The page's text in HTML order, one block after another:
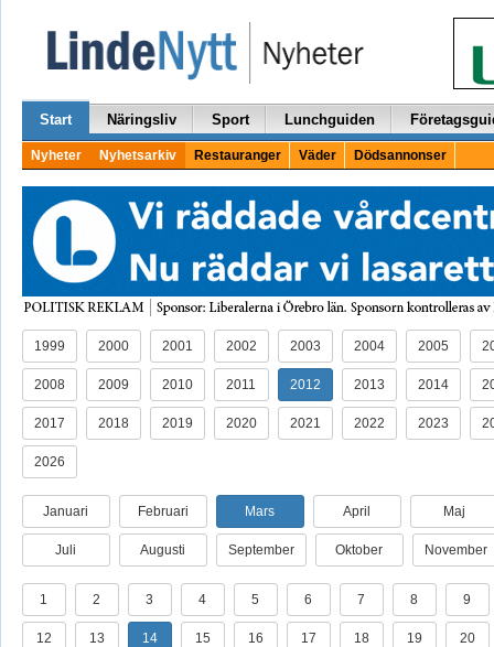
Start Näringsliv Sport Lunchguiden
Nyheter Nyhetsarkiv Restauranger Väder Dödsannonser
1999 2000 2001 2002 2003 2004 2005
2008 2009 2010 2011 2012 2013 2014
2017 2018 2019 2020 2021 2022 2023
2026
Januari Februari Mars April Maj
Juli Augusti September Oktober November
1 2 3 4 5 6 7 8 9
12 13 14 15 16 17 18 19 20